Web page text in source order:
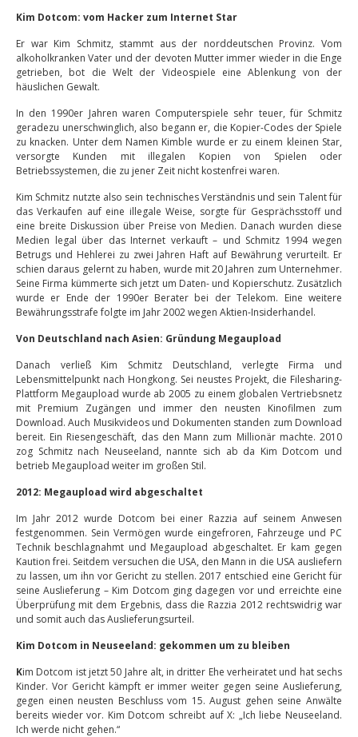
Kim Dotcom: vom Hacker zum Internet Star
Er war Kim Schmitz, stammt aus der norddeutschen Provinz. Vom
alkoholkranken Vater und der devoten Mutter immer wieder in die Enge
getrieben, bot die Welt der Videospiele eine Ablenkung von der
häuslichen Gewalt.
In den 1990er Jahren waren Computerspiele sehr teuer, für Schmitz
geradezu unerschwinglich, also begann er, die Kopier-Codes der Spiele
zu knacken. Unter dem Namen Kimble wurde er zu einem kleinen Star,
versorgte Kunden mit illegalen Kopien von Spielen oder
Betriebssystemen, die zu jener Zeit nicht kostenfrei waren.
Kim Schmitz nutzte also sein technisches Verständnis und sein Talent für
das Verkaufen auf eine illegale Weise, sorgte für Gesprächsstoff und
eine breite Diskussion über Preise von Medien. Danach wurden diese
Medien legal über das Internet verkauft – und Schmitz 1994 wegen
Betrugs und Hehlerei zu zwei Jahren Haft auf Bewährung verurteilt. Er
schien daraus gelernt zu haben, wurde mit 20 Jahren zum Unternehmer.
Seine Firma kümmerte sich jetzt um Daten- und Kopierschutz. Zusätzlich
wurde er Ende der 1990er Berater bei der Telekom. Eine weitere
Bewährungsstrafe folgte im Jahr 2002 wegen Aktien-Insiderhandel.
Von Deutschland nach Asien: Gründung Megaupload
Danach verließ Kim Schmitz Deutschland, verlegte Firma und
Lebensmittelpunkt nach Hongkong. Sei neustes Projekt, die Filesharing-
Plattform Megaupload wurde ab 2005 zu einem globalen Vertriebsnetz
mit Premium Zugängen und immer den neusten Kinofilmen zum
Download. Auch Musikvideos und Dokumenten standen zum Download
bereit. Ein Riesengeschäft, das den Mann zum Millionär machte. 2010
zog Schmitz nach Neuseeland, nannte sich ab da Kim Dotcom und
betrieb Megaupload weiter im großen Stil.
2012: Megaupload wird abgeschaltet
Im Jahr 2012 wurde Dotcom bei einer Razzia auf seinem Anwesen
festgenommen. Sein Vermögen wurde eingefroren, Fahrzeuge und PC
Technik beschlagnahmt und Megaupload abgeschaltet. Er kam gegen
Kaution frei. Seitdem versuchen die USA, den Mann in die USA ausliefern
zu lassen, um ihn vor Gericht zu stellen. 2017 entschied eine Gericht für
seine Auslieferung – Kim Dotcom ging dagegen vor und erreichte eine
Überprüfung mit dem Ergebnis, dass die Razzia 2012 rechtswidrig war
und somit auch das Auslieferungsurteil.
Kim Dotcom in Neuseeland: gekommen um zu bleiben
Kim Dotcom ist jetzt 50 Jahre alt, in dritter Ehe verheiratet und hat sechs
Kinder. Vor Gericht kämpft er immer weiter gegen seine Auslieferung,
gegen einen neusten Beschluss vom 15. August gehen seine Anwälte
bereits wieder vor. Kim Dotcom schreibt auf X: „Ich liebe Neuseeland.
Ich werde nicht gehen.“